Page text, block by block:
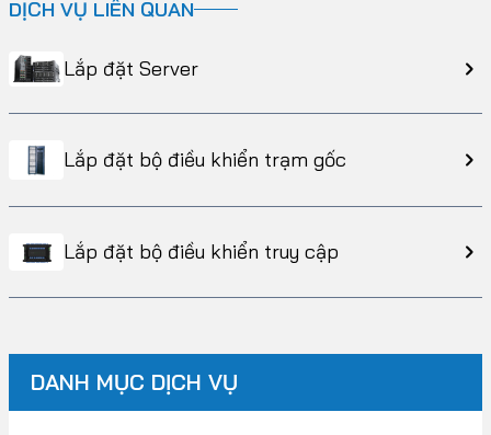
DỊCH VỤ LIÊN QUAN
Lắp đặt Server
Lắp đặt bộ điều khiển trạm gốc
Lắp đặt bộ điều khiển truy cập
DANH MỤC DỊCH VỤ